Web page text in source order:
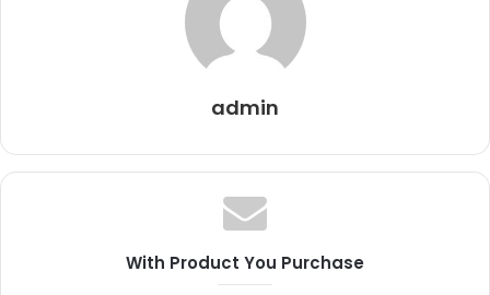
admin
With Product You Purchase